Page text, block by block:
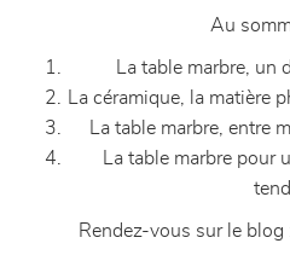
Au
La table marbre,
La céramique, la matière
La table marbre, entre
La table marbre pour
Rendez-vous sur le blog